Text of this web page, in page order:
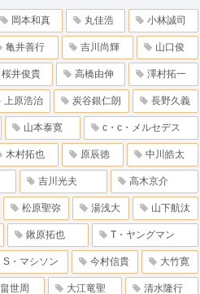
岡本和真 丸佳浩 小林誠司
亀井善行 吉川尚輝 山口俊
桜井俊貴 高橋由伸 澤村拓一
上原浩治 炭谷銀仁朗 長野久義
山本泰寛 c・c・メルセデス
木村拓也 原辰徳 中川皓太
吉川光夫 高木京介
松原聖弥 湯浅大 山下航汰
鍬原拓也 T・ヤングマン
S・マシソン 今村信貴 大竹寛
畠世周 大江竜聖 清水隆行